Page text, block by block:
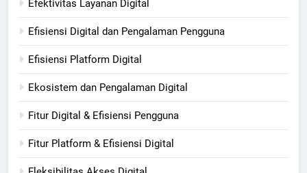
Efektivitas Layanan Digital
Efisiensi Digital dan Pengalaman Pengguna
Efisiensi Platform Digital
Ekosistem dan Pengalaman Digital
Fitur Digital & Efisiensi Pengguna
Fitur Platform & Efisiensi Digital